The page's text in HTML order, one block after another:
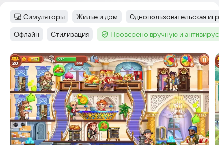
Категория:
Симуляторы Тег:
Жилье и дом Тег:
Однопользовательская
Тег:
Офлайн Тег:
Стилизация Тег :Проверено вручную и
Скриншоты